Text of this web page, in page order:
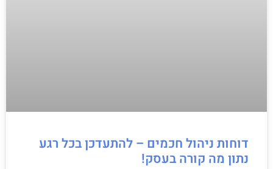
דוחות ניהול חכמים – להתעדכן בכל רגע
נתון מה קורה בעסק!